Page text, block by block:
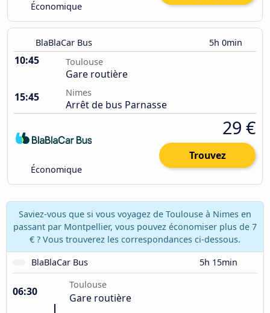
Économique
BlaBlaCar Bus 5h 0min
10:45 Toulouse
Gare routière
15:45
Nimes
Arrêt de bus Parnasse
Économique
29 €
Trouvez
Saviez-vous que si vous voyagez de Toulouse à Nimes en
passant par Montpellier, vous pouvez économiser plus de 7
€ ? Vous trouverez les correspondances ci-dessous.
BlaBlaCar Bus
5h 15min
06:30
Toulouse
Gare routière